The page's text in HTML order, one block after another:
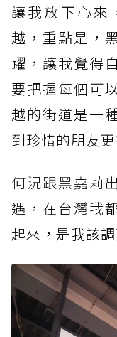
讓我放下心來
越，重點是，
躍，讓我覺得
要把握每個可
越的街道是一
到珍惜的朋友
何況跟黑嘉莉
遇，在台灣我
起來，是我該